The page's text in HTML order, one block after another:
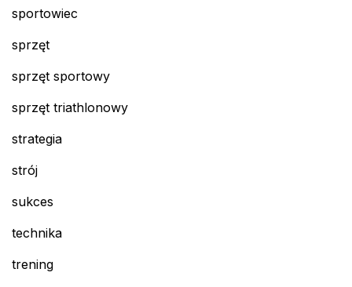
sportowiec
sprzęt
sprzęt sportowy
sprzęt triathlonowy
strategia
strój
sukces
technika
trening